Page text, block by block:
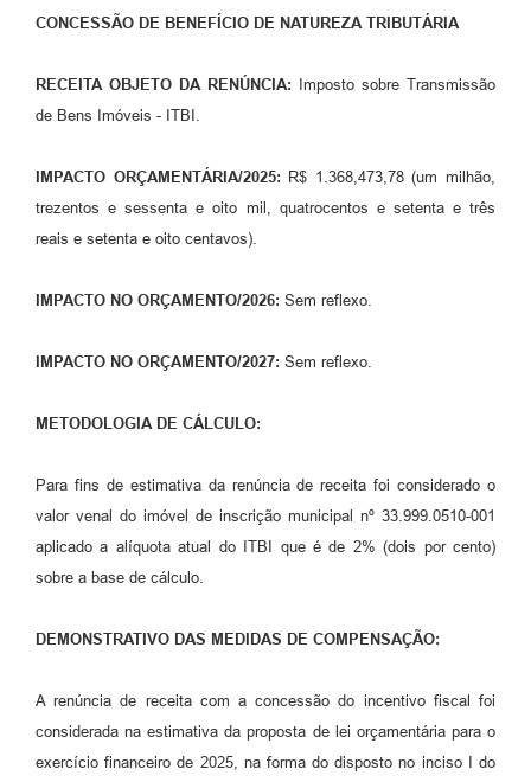
CONCESSÃO DE BENEFÍCIO DE NATUREZA TRIBUTÁRIA
RECEITA OBJETO DA RENÚNCIA: Imposto sobre Transmissão
de Bens Imóveis - ITBI.
IMPACTO ORÇAMENTÁRIA/2025: R$ 1.368,473,78 (um milhão,
trezentos e sessenta e oito mil, quatrocentos e setenta e três
reais e setenta e oito centavos).
IMPACTO NO ORÇAMENTO/2026: Sem reflexo.
IMPACTO NO ORÇAMENTO/2027: Sem reflexo.
METODOLOGIA DE CÁLCULO:
Para fins de estimativa da renúncia de receita foi considerado o
valor venal do imóvel de inscrição municipal nº 33.999.0510-001
aplicado a alíquota atual do ITBI que é de 2% (dois por cento)
sobre a base de cálculo.
DEMONSTRATIVO DAS MEDIDAS DE COMPENSAÇÃO:
A renúncia de receita com a concessão do incentivo fiscal foi
considerada na estimativa da proposta de lei orçamentária para o
exercício financeiro de 2025, na forma do disposto no inciso I do